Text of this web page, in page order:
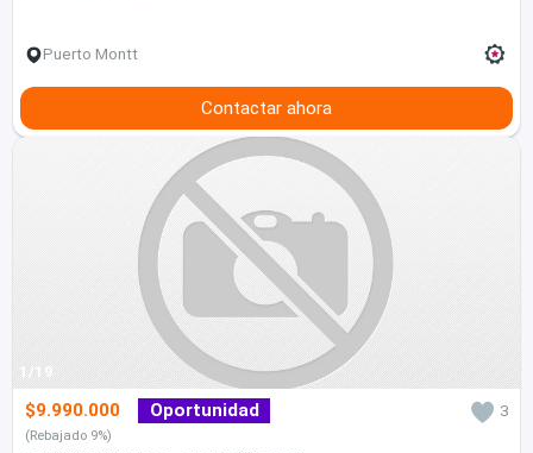
Puerto Montt
Contactar ahora
1/19
$9.990.000 Oportunidad 3
(Rebajado 9%)